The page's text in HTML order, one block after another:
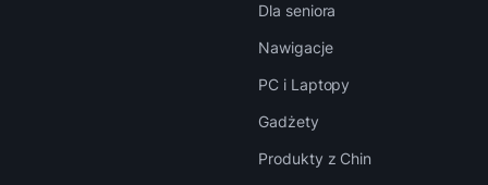
Dla seniora
Nawigacje
PC i Laptopy
Gadżety
Produkty z Chin